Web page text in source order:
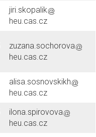
jiri.skopalik
heu.cas.cz
zuzana.sochorova
heu.cas.cz
alisa.sosnovskikh
heu.cas.cz
ilona.spirovova
heu.cas.cz